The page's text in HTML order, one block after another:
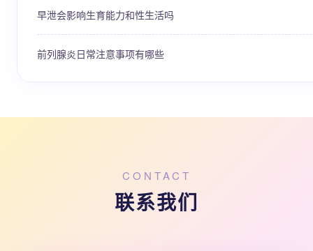
早泄会影响生育能力和性生活吗
前列腺炎日常注意事项有哪些
CONTACT
联系我们